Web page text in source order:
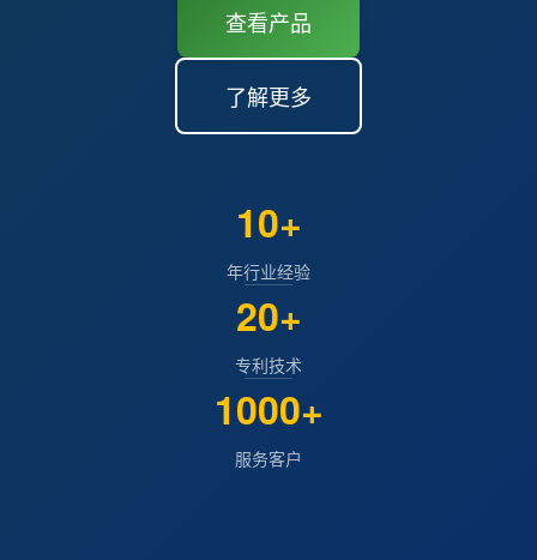
查看产品
了解更多
10+
年行业经验
20+
专利技术
1000+
服务客户